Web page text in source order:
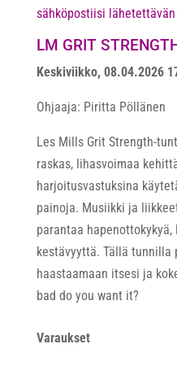
sähköpostiisi
LM GRIT
Keskiviikko, 08.04.2026
Ohjaaja: Piritta Pöllänen
Les Mills Grit Strength-
raskas, lihasvoimaa
harjoitusvastuksina
painoja. Musiikki ja
parantaa
kestävyyttä. Tällä tunnilla
haastaamaan itsesi ja
bad do you want it?
Varaukset